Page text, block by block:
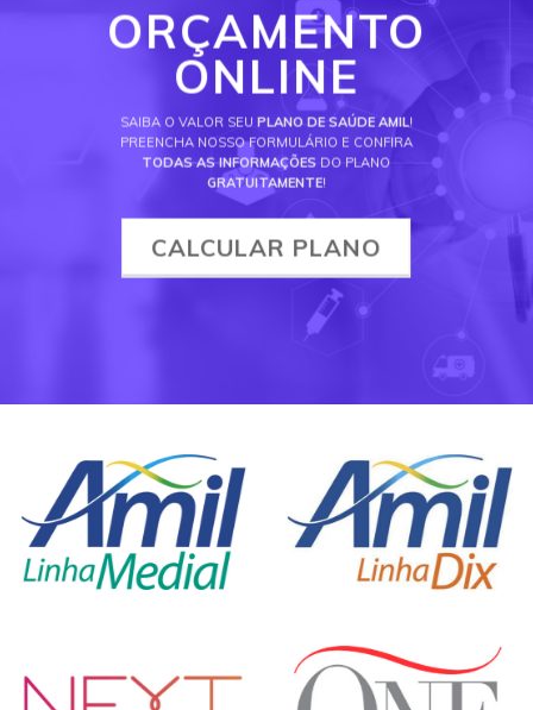
ORÇAMENTO
ONLINE
SAIBA O VALOR SEU PLANO DE SAÚDE AMIL!
PREENCHA NOSSO FORMULÁRIO E CONFIRA
TODAS AS INFORMAÇÕES DO PLANO
GRATUITAMENTE!
CALCULAR PLANO